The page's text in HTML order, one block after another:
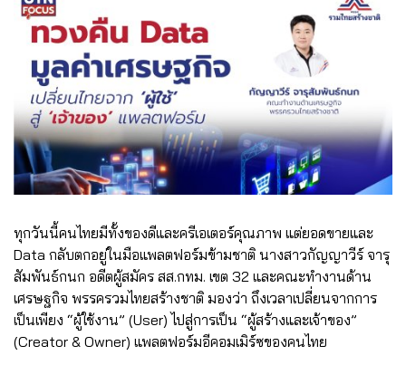
ทุกวันนี้คนไทยมีทั้งของดีและครีเอเตอร์คุณภาพ แต่ยอดขายและ
Data กลับตกอยู่ในมือแพลตฟอร์มข้ามชาติ นางสาวกัญญาวีร์ จารุ
สัมพันธ์กนก อดีตผู้สมัคร สส.กทม. เขต 32 และคณะทำงานด้าน
เศรษฐกิจ พรรครวมไทยสร้างชาติ มองว่า ถึงเวลาเปลี่ยนจากการ
เป็นเพียง “ผู้ใช้งาน” (User) ไปสู่การเป็น “ผู้สร้างและเจ้าของ”
(Creator & Owner) แพลตฟอร์มอีคอมเมิร์ซของคนไทย